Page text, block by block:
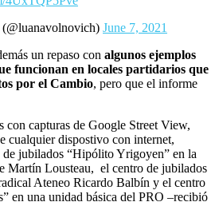
June 7, 2021
un repaso con algunos ejemplos
funcionan en locales partidarios que
por el Cambio, pero que el informe
con capturas de Google Street View,
cualquier dispostivo con internet,
jubilados “Hipólito Yrigoyen” en la
Martín Lousteau, el centro de jubilados
Ateneo Ricardo Balbín y el centro
en una unidad básica del PRO –recibió